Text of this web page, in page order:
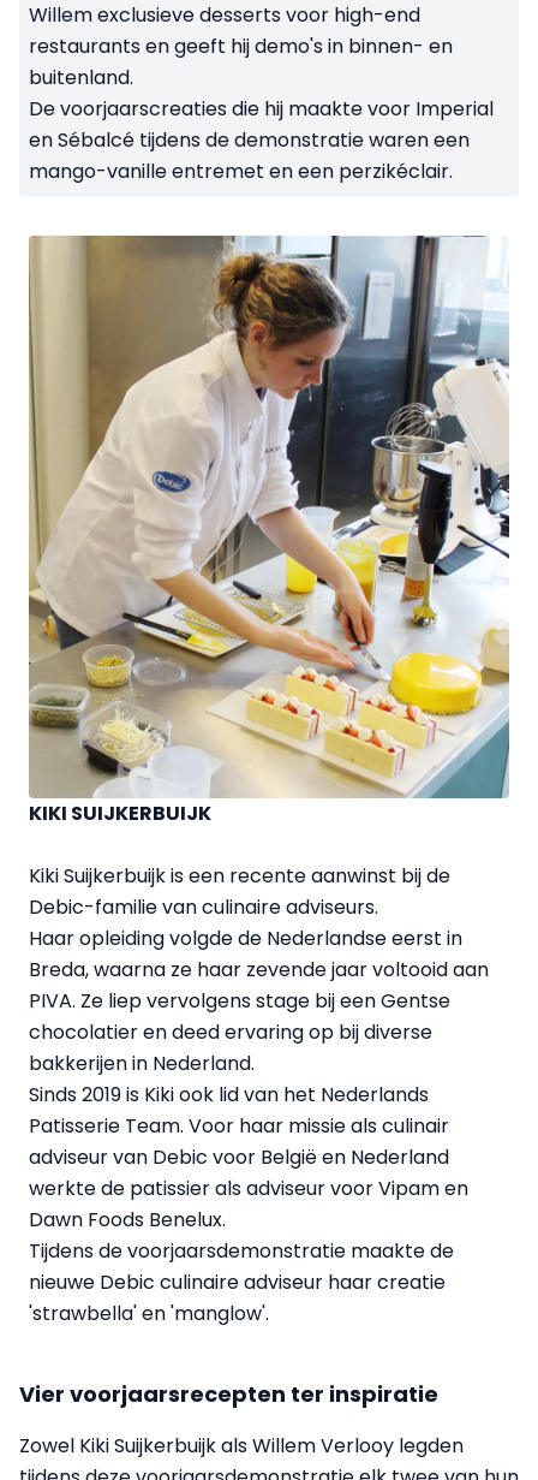
Willem exclusieve desserts voor high-end
restaurants en geeft hij demo's in binnen- en
buitenland.
De voorjaarscreaties die hij maakte voor Imperial
en Sébalcé tijdens de demonstratie waren een
mango-vanille entremet en een perzikéclair.
KIKI SUIJKERBUIJK
Kiki Suijkerbuijk is een recente aanwinst bij de
Debic-familie van culinaire adviseurs.
Haar opleiding volgde de Nederlandse eerst in
Breda, waarna ze haar zevende jaar voltooid aan
PIVA. Ze liep vervolgens stage bij een Gentse
chocolatier en deed ervaring op bij diverse
bakkerijen in Nederland.
Sinds 2019 is Kiki ook lid van het Nederlands
Patisserie Team. Voor haar missie als culinair
adviseur van Debic voor België en Nederland
werkte de patissier als adviseur voor Vipam en
Dawn Foods Benelux.
Tijdens de voorjaarsdemonstratie maakte de
nieuwe Debic culinaire adviseur haar creatie
'strawbella' en 'manglow'.
Vier voorjaarsrecepten ter inspiratie
Zowel Kiki Suijkerbuijk als Willem Verlooy legden